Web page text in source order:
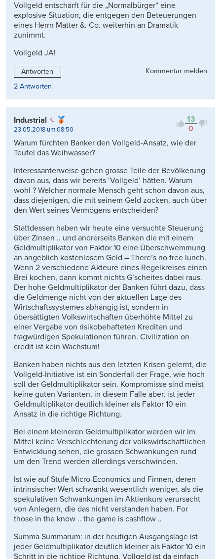
Vollgeld entschärft für die „Normalbürger“ eine
explosive Situation, die entgegen den Beteuerungen
eines Herrn Matter &. Co. weiterhin an Dramatik
zunimmt.
Vollgeld JA!
Antworten
Kommentar melden
2 Antworten
13
0
Industrial
23.05.2018 um 08:50
Warum fürchten Banker den Vollgeld-Ansatz, wie der
Teufel das Weihwasser?
Interessanterweise gehen grosse Teile der Bevölkerung
davon aus, dass wir bereits ‘Vollgeld’ hätten. Warum
wohl ? Welcher normale Mensch geht schon davon aus,
dass diejenigen, die mit seinem Geld zocken, auch über
den Wert seines Vermögens entscheiden?
Stattdessen haben wir heute eine versuchte Steuerung
über Zinsen .. und andrerseits Banken die mit einem
Geldmultiplikator von Faktor 10 eine Überschwemmung
an angeblich kostenlosem Geld – There’s no free lunch.
Wenn 2 verschiedene Akteure eines Regelkreises einen
Brei kochen, dann kommt nichts G’scheites dabei raus.
Der hohe Geldmultiplikator der Banken führt dazu, dass
die Geldmenge nicht von der aktuellen Lage des
Wirtschaftssystemes abhängig ist, sondern in
übersättigten Volkswirtschaften überhöhte Mittel zu
einer Vergabe von risikobehafteten Krediten und
fragwürdigen Spekulationen führen. Civilization on
credit ist kein Wachstum!
Banken haben nichts aus den letzten Krisen gelernt, die
Vollgeld-Initiative ist ein Sonderfall der Frage, wie hoch
soll der Geldmultiplikator sein. Kompromisse sind meist
keine guten Varianten, in diesem Falle aber, ist jeder
Geldmultiplikator deutlich kleiner als Faktor 10 ein
Ansatz in die richtige Richtung.
Bei einem kleineren Geldmultiplikator werden wir im
Mittel keine Verschlechterung der volkswirtschaftlichen
Entwicklung sehen, die grossen Schwankungen rund
um den Trend werden allerdings verschwinden.
Ist wie auf Stufe Micro-Economics und Firmen, deren
intrinsischer Wert schwankt wesentlich weniger, als die
spekulativen Schwankungen im Aktienkurs verursacht
von Anlegern, die das nicht verstanden haben. For
those in the know .. the game is cashflow ..
Summa Summarum: in der heutigen Ausgangslage ist
jeder Geldmultiplikator deutlich kleiner als Faktor 10 ein
Schritt in die richtige Richtung. Vollgeld ist da einfach